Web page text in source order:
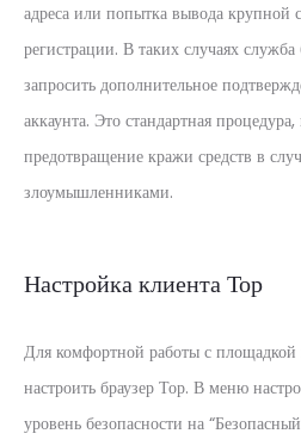
адреса или попытка вывода крупной
регистрации. В таких случаях
запросить дополнительное
аккаунта. Это стандартная
предотвращение кражи средств в
злоумышленниками.
Настройка клиента Тор
Для комфортной работы с
настроить браузер Тор. В меню
уровень безопасности на